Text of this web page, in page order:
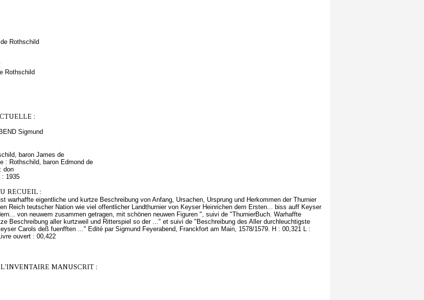
Rothschild
Rothschild
:
Sigmund
baron James de
: Rothschild, baron Edmond de
don
: 1935
RECUEIL :
warhaffte eigentliche und kurtze Beschreibung von Anfang, Ursachen, Ursprung und Herkommen der Thurnier
Reich teutscher Nation wie viel offentlicher Landthurnier von Keyser Heinrichen dem Ersten... biss auff Keyser
von neuwem zusammen getragen, mit schönen neuwen Figuren ", suivi de "ThurnierBuch. Warhaffte
Beschreibung aller kurtzweil und Ritterspiel so der ..." et suivi de "Beschreibung des Aller durchleuchtigste
Carols deß fuenfften ..." Edité par Sigmund Feyerabend, Franckfort am Main, 1578/1579. H : 00,321 L :
ouvert : 00,422
MANUSCRIT :